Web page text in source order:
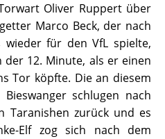
Oliver Ruppert über
Marco Beck, der nach
wieder für den VfL spielte,
12. Minute, als er einen
Tor köpfte. Die an diesem
Bieswanger schlugen nach
Taranishen zurück und es
Elf zog sich nach dem